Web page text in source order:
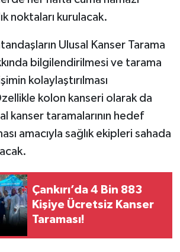
noktaları kurulacak.
Ulusal Kanser Tarama
bilgilendirilmesi ve tarama
kolaylaştırılması
kolon kanseri olarak da
kanser taramalarının hedef
amacıyla sağlık ekipleri sahada
Çankırı’da 4 Bin 883
Kişiye Ücretsiz Kanser
Taraması!